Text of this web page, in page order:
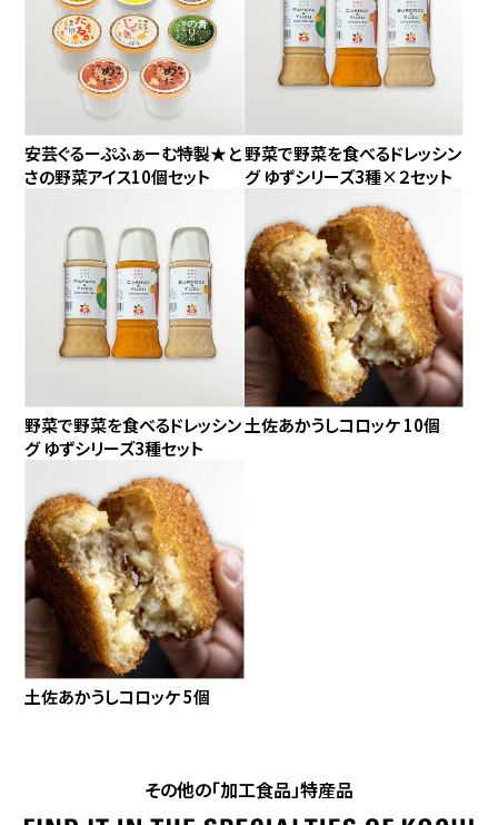
安芸ぐるーぷふぁーむ特製★と
さの野菜アイス10個セット
野菜で野菜を食べるドレッシン
グ ゆずシリーズ3種×２セット
野菜で野菜を食べるドレッシン
グ ゆずシリーズ3種セット
土佐あかうしコロッケ 10個
土佐あかうしコロッケ 5個
その他の「加工食品」特産品